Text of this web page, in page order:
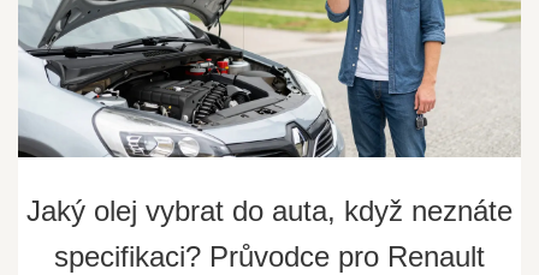
Jaký olej vybrat do auta, když neznáte
specifikaci? Průvodce pro Renault